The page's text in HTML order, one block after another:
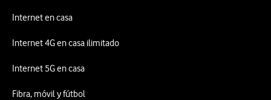
Internet en casa
Internet 4G en casa ilimitado
Internet 5G en casa
Fibra, móvil y fútbol